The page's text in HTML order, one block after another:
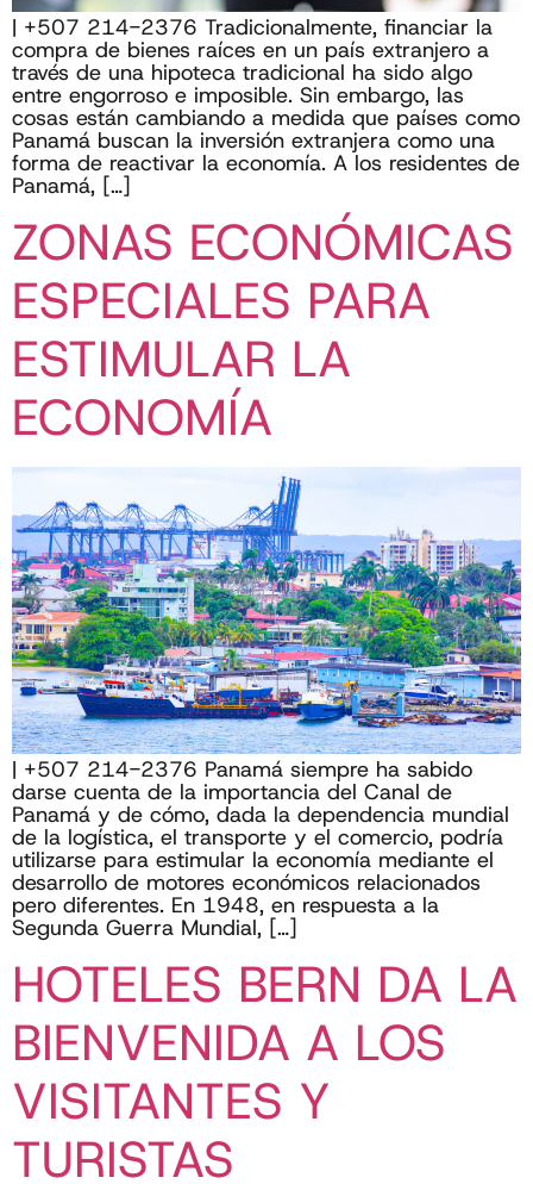
| +507 214-2376 Tradicionalmente, financiar la
compra de bienes raíces en un país extranjero a
través de una hipoteca tradicional ha sido algo
entre engorroso e imposible. Sin embargo, las
cosas están cambiando a medida que países como
Panamá buscan la inversión extranjera como una
forma de reactivar la economía. A los residentes de
Panamá, […]
ZONAS ECONÓMICAS
ESPECIALES PARA
ESTIMULAR LA
ECONOMÍA
| +507 214-2376 Panamá siempre ha sabido
darse cuenta de la importancia del Canal de
Panamá y de cómo, dada la dependencia mundial
de la logística, el transporte y el comercio, podría
utilizarse para estimular la economía mediante el
desarrollo de motores económicos relacionados
pero diferentes. En 1948, en respuesta a la
Segunda Guerra Mundial, […]
HOTELES BERN DA LA
BIENVENIDA A LOS
VISITANTES Y
TURISTAS